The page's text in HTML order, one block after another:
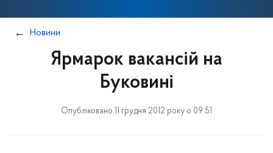
Новини
Ярмарок вакансій на
Буковині
Опубліковано 11 грудня 2012 року о 09:51